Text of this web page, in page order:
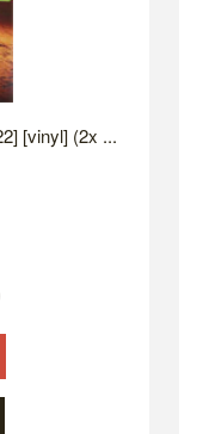
[vinyl] (2x ...